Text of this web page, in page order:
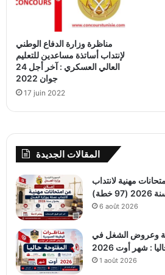
مناظرة وزارة الدفاع الوطني
لإنتداب أساتذة مساعدين للتعليم
العالي العسكري : آخر أجل 24
جوان 2022
17 juin 2022
المقالات الجديدة
مهنية لانتداب
خطة)
6 août 2026
وعروض الشغل في
: شهر أوت 2026
1 août 2026